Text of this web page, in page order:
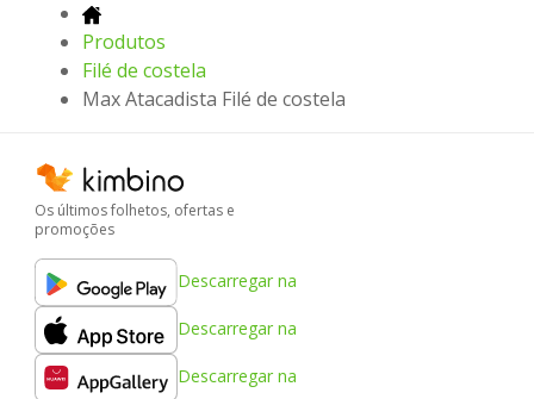
Produtos
Filé de costela
Max Atacadista Filé de costela
Os últimos folhetos, ofertas e
promoções
Descarregar na
Descarregar na
Descarregar na